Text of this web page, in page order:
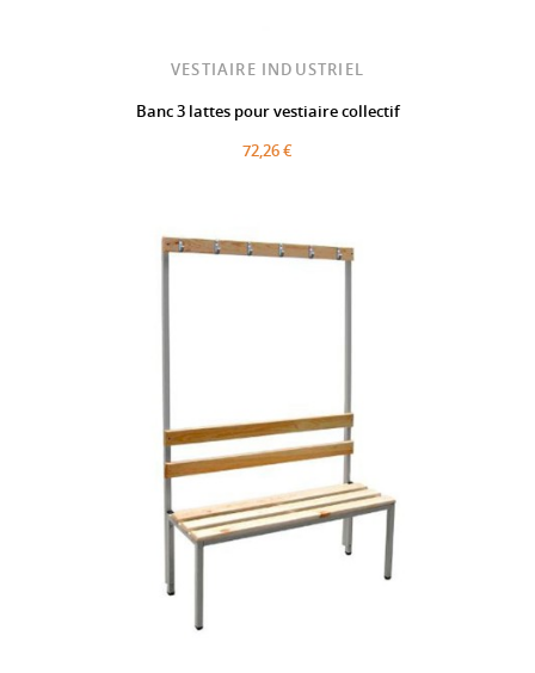
VESTIAIRE INDUSTRIEL
Banc 3 lattes pour vestiaire collectif
72,26 €